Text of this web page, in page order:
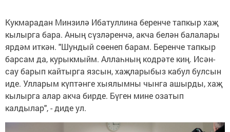
Кукмарадан Минзилә Ибатуллина беренче тапкыр хаҗ
кылырга бара. Аның сүзләренчә, акча белән балалары
ярдәм иткән. "Шундый сөенеп барам. Беренче тапкыр
барсам да, курыкмыйм. Аллаһның кодрәте киң. Исән-
сау барып кайтырга язсын, хаҗларыбыз кабул булсын
иде. Улларым күптәнге хыялымны чынга ашырды, хаҗ
кылырга алар акча бирде. Бүген мине озатып
калдылар", - диде ул.